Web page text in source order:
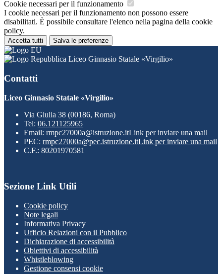
Cookie necessari per il funzionamento
I cookie necessari per il funzionamento non possono essere
disabilitati. È possibile consultare l'elenco nella pagina della cookie
policy.
Accetta tutti Salva le preferenze
Liceo Ginnasio Statale «Virgilio»
Contatti
Liceo Ginnasio Statale «Virgilio»
Via Giulia 38 (00186, Roma)
Tel: 06.121125965
Email: rmpc27000a@istruzione.itLink per inviare una mail
PEC: rmpc27000a@pec.istruzione.itLink per inviare una mail
C.F.: 80201970581
Sezione Link Utili
Cookie policy
Note legali
Informativa Privacy
Ufficio Relazioni con il Pubblico
Dichiarazione di accessibilità
Obiettivi di accessibilità
Whistleblowing
Gestione consensi cookie